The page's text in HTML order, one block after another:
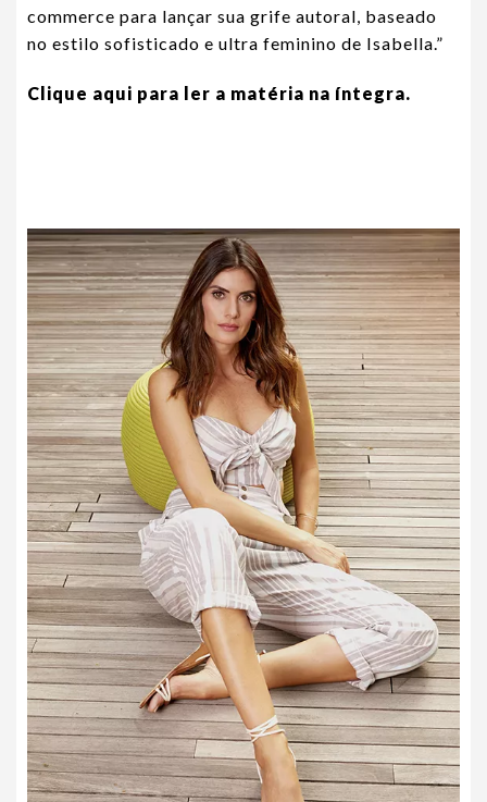
commerce para lançar sua grife autoral, baseado
no estilo sofisticado e ultra feminino de Isabella.”
Clique aqui para ler a matéria na íntegra.